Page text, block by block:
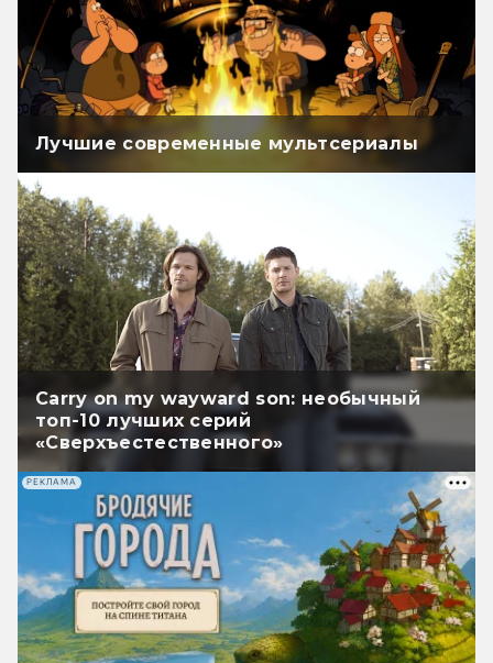
Лучшие современные мультсериалы
Carry on my wayward son: необычный
топ-10 лучших серий
«Сверхъестественного»
РЕКЛАМА